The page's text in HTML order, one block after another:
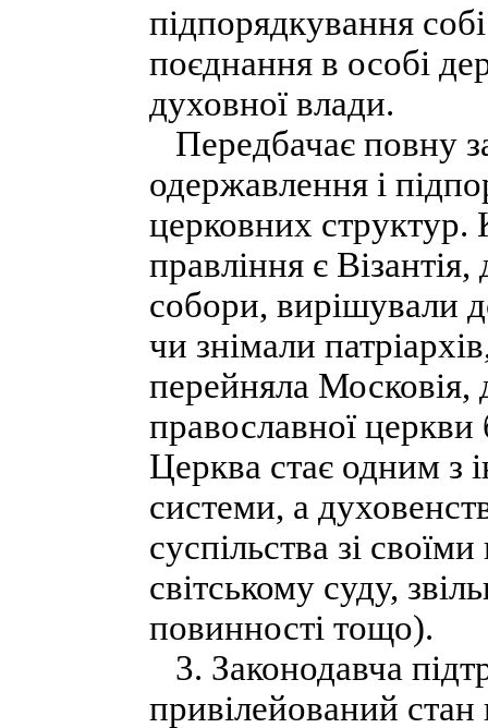
підпорядкування
поєднання в особі
духовної влади.
Передбачає повну
одержавлення і
церковних
правління є
собори, вирішували
чи знімали
перейняла
православної
Церква стає одним з
системи, а
суспільства зі
світському суду,
повинності тощо).
3. Законодавча
привілейований